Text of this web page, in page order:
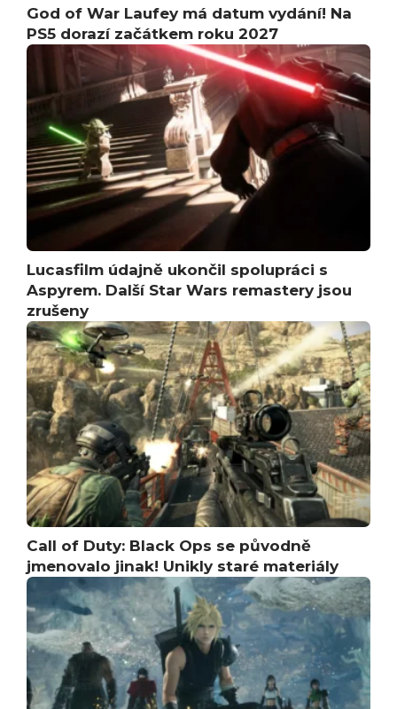
God of War Laufey má datum vydání! Na
PS5 dorazí začátkem roku 2027
Lucasfilm údajně ukončil spolupráci s
Aspyrem. Další Star Wars remastery jsou
zrušeny
Call of Duty: Black Ops se původně
jmenovalo jinak! Unikly staré materiály